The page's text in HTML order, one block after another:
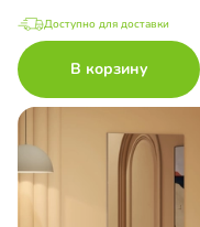
Доступно для доставки
В корзину